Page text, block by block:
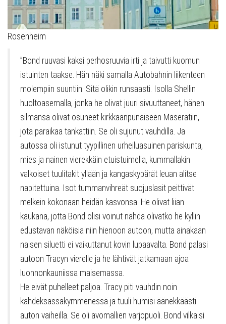
Rosenheim
”Bond ruuvasi kaksi perhosruuvia irti ja taivutti kuomun
istuinten taakse. Hän näki samalla Autobahnin liikenteen
molempiin suuntiin. Sitä olikin runsaasti. Isolla Shellin
huoltoasemalla, jonka he olivat juuri sivuuttaneet, hänen
silmänsä olivat osuneet kirkkaanpunaiseen Maseratiin,
jota paraikaa tankattiin. Se oli sujunut vauhdilla. Ja
autossa oli istunut tyypillinen urheiluasuinen pariskunta,
mies ja nainen vierekkäin etuistuimella, kummallakin
valkoiset tuulitakit yllään ja kangaskypärät leuan alitse
napitettuina. Isot tummanvihreät suojuslasit peittivät
melkein kokonaan heidän kasvonsa. He olivat liian
kaukana, jotta Bond olisi voinut nähdä olivatko he kyllin
edustavan näköisiä niin hienoon autoon, mutta ainakaan
naisen siluetti ei vaikuttanut kovin lupaavalta. Bond palasi
autoon Tracyn vierelle ja he lähtivät jatkamaan ajoa
luonnonkauniissa maisemassa.
He eivät puhelleet paljoa. Tracy piti vauhdin noin
kahdeksassakymmenessä ja tuuli humisi äänekkäästi
auton vaiheilla. Se oli avomallien varjopuoli. Bond vilkaisi